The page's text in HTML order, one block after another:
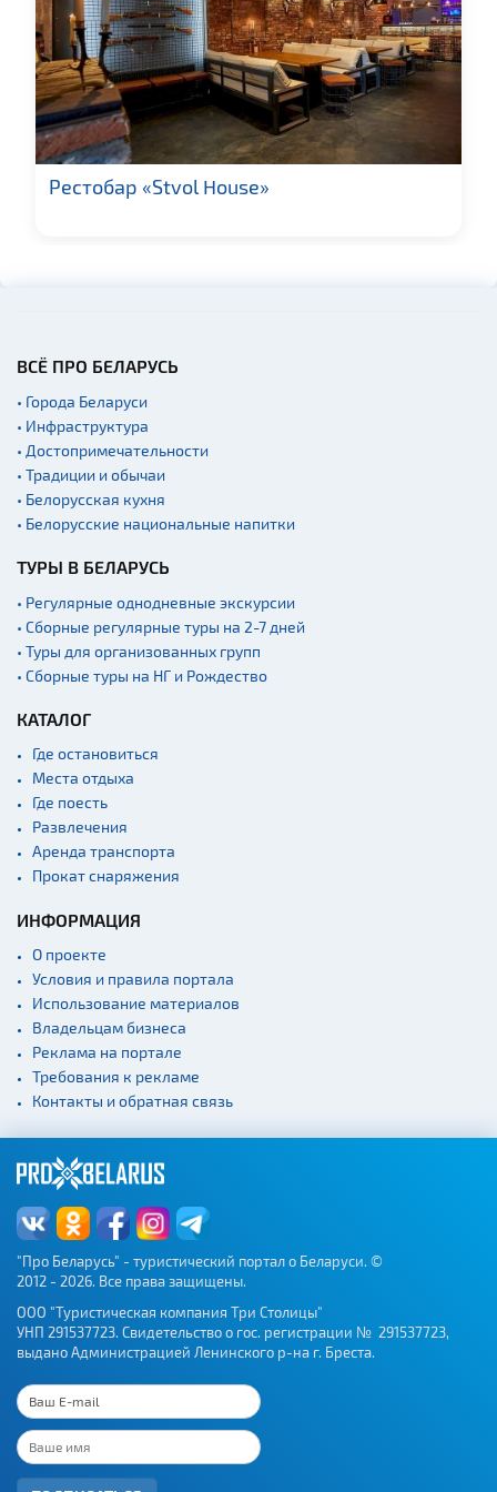
Памятники природы
Производства
Военная история
Новости
Озера и водоемы
Родовые усадьбы
Кирхи
Театры
Концертные залы
Начало и окончание
экскурсий: г. Минск
Аэропорты
вокзалы
Рестобар «Stvol House»
ВСЁ ПРО БЕЛАРУСЬ
• Города Беларуси
• Инфраструктура
• Достопримечательности
• Традиции и обычаи
• Белорусская кухня
• Белорусские национальные напитки
ТУРЫ В БЕЛАРУСЬ
• Регулярные однодневные экскурсии
• Сборные регулярные туры на 2-7 дней
• Туры для организованных групп
• Сборные туры на НГ и Рождество
КАТАЛОГ
Где остановиться
Места отдыха
Где поесть
Развлечения
Аренда транспорта
Прокат снаряжения
ИНФОРМАЦИЯ
О проекте
Условия и правила портала
Использование материалов
Владельцам бизнеса
Реклама на портале
Требования к рекламе
Контакты и обратная связь
"Про Беларусь" - туристический портал о Беларуси. ©
2012 - 2026. Все права защищены.
ООО "Туристическая компания Три Столицы"
УНП 291537723. Свидетельство о гос. регистрации № 291537723,
выдано Администрацией Ленинского р-на г. Бреста.